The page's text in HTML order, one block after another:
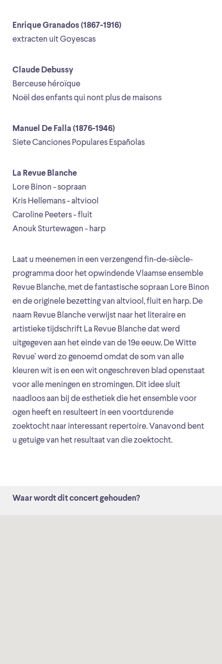
Enrique Granados (1867-1916)
extracten uit Goyescas
Claude Debussy
Berceuse héroïque
Noël des enfants qui nont plus de maisons
Manuel De Falla (1876-1946)
Siete Canciones Populares Españolas
La Revue Blanche
Lore Binon - sopraan
Kris Hellemans - altviool
Caroline Peeters - fluit
Anouk Sturtewagen - harp
Laat u meenemen in een verzengend fin-de-siècle-
programma door het opwindende Vlaamse ensemble
Revue Blanche, met de fantastische sopraan Lore Binon
en de originele bezetting van altviool, fluit en harp. De
naam Revue Blanche verwijst naar het literaire en
artistieke tijdschrift La Revue Blanche dat werd
uitgegeven aan het einde van de 19e eeuw. De Witte
Revue' werd zo genoemd omdat de som van alle
kleuren wit is en een wit ongeschreven blad openstaat
voor alle meningen en stromingen. Dit idee sluit
naadloos aan bij de esthetiek die het ensemble voor
ogen heeft en resulteert in een voortdurende
zoektocht naar interessant repertoire. Vanavond bent
u getuige van het resultaat van die zoektocht.
Waar wordt dit concert gehouden?